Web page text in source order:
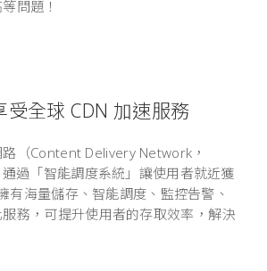
問題！
受全球 CDN 加速服務
（Content Delivery Network，
過「智能調度系統」讓使用者就近獲
有海量儲存、智能調度、監控告警、
務，可提升使用者的存取效率，解決